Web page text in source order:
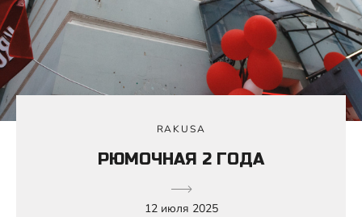
RAKUSA
РЮМОЧНАЯ 2 ГОДА
12 июля 2025